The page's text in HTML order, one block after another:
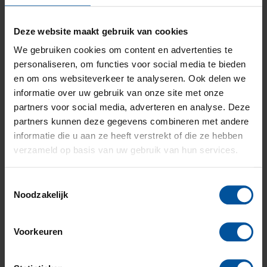
Deze website maakt gebruik van cookies
We gebruiken cookies om content en advertenties te
personaliseren, om functies voor social media te bieden
en om ons websiteverkeer te analyseren. Ook delen we
informatie over uw gebruik van onze site met onze
partners voor social media, adverteren en analyse. Deze
partners kunnen deze gegevens combineren met andere
informatie die u aan ze heeft verstrekt of die ze hebben
verzameld op basis van uw gebruik van hun services.
Noodzakelijk
Voorkeuren
bedrijfsactiviteiten moet staken kan dit een behoorlijke
brandverzekering. Daarvoor is de
bedrijfsschadeverzekering; deze dekt de ongewilde
staking van jouw werkzaamheden: de vaste
doorlopende kosten en de gemiste nettowinst.
De uitkeringstermijn
Waar gaat het dan mis? Bij de uitkeringstermijn. In
geval van een brand ligt de omzet stil. De vaste kosten
lopen door. Vaak duurt het maanden (of langer)
voordat je het weer op de rit hebt. Gedurende die tijd
Denk vervolgens aan alle marketingkosten die je moet
maken om te zorgen dat klanten terugkomen of om
Het is dus belangrijk om naar de uitkeringstermijn te